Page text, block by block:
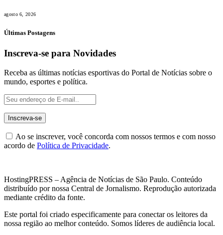
agosto 6, 2026
Últimas Postagens
Inscreva-se para Novidades
Receba as últimas notícias esportivas do Portal de Notícias sobre o
mundo, esportes e política.
Ao se inscrever, você concorda com nossos termos e com nosso
acordo de Política de Privacidade.
HostingPRESS – Agência de Notícias de São Paulo. Conteúdo
distribuído por nossa Central de Jornalismo. Reprodução autorizada
mediante crédito da fonte.
Este portal foi criado especificamente para conectar os leitores da
nossa região ao melhor conteúdo. Somos líderes de audiência local.